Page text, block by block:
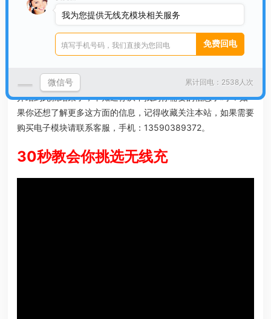
充电板上，无需多余操作，手机将自动进入充电状态。充电时，
屏幕会显示一个绿色圆环，圆环内会显示当前电量百分比以及无
线充电图标。特别地，如果你的手机支持超级无线快充，圆环中
还会显示【无线超级快充】字样。
关于华为mate30无线快充模块和华为mate30无线充电模块的
介绍到此就结束了，不知道你从中找到你需要的信息了吗 ？如
果你还想了解更多这方面的信息，记得收藏关注本站，如果需要
购买电子模块请联系客服，手机：13590389372。
30秒教会你挑选无线充
我为您提供无线充模块相关服务
累计回电：2538人次
微信号